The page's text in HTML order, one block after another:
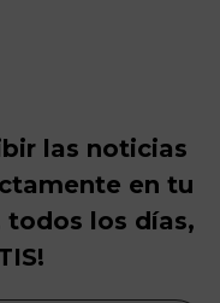
las noticias
en tu
todos los días,